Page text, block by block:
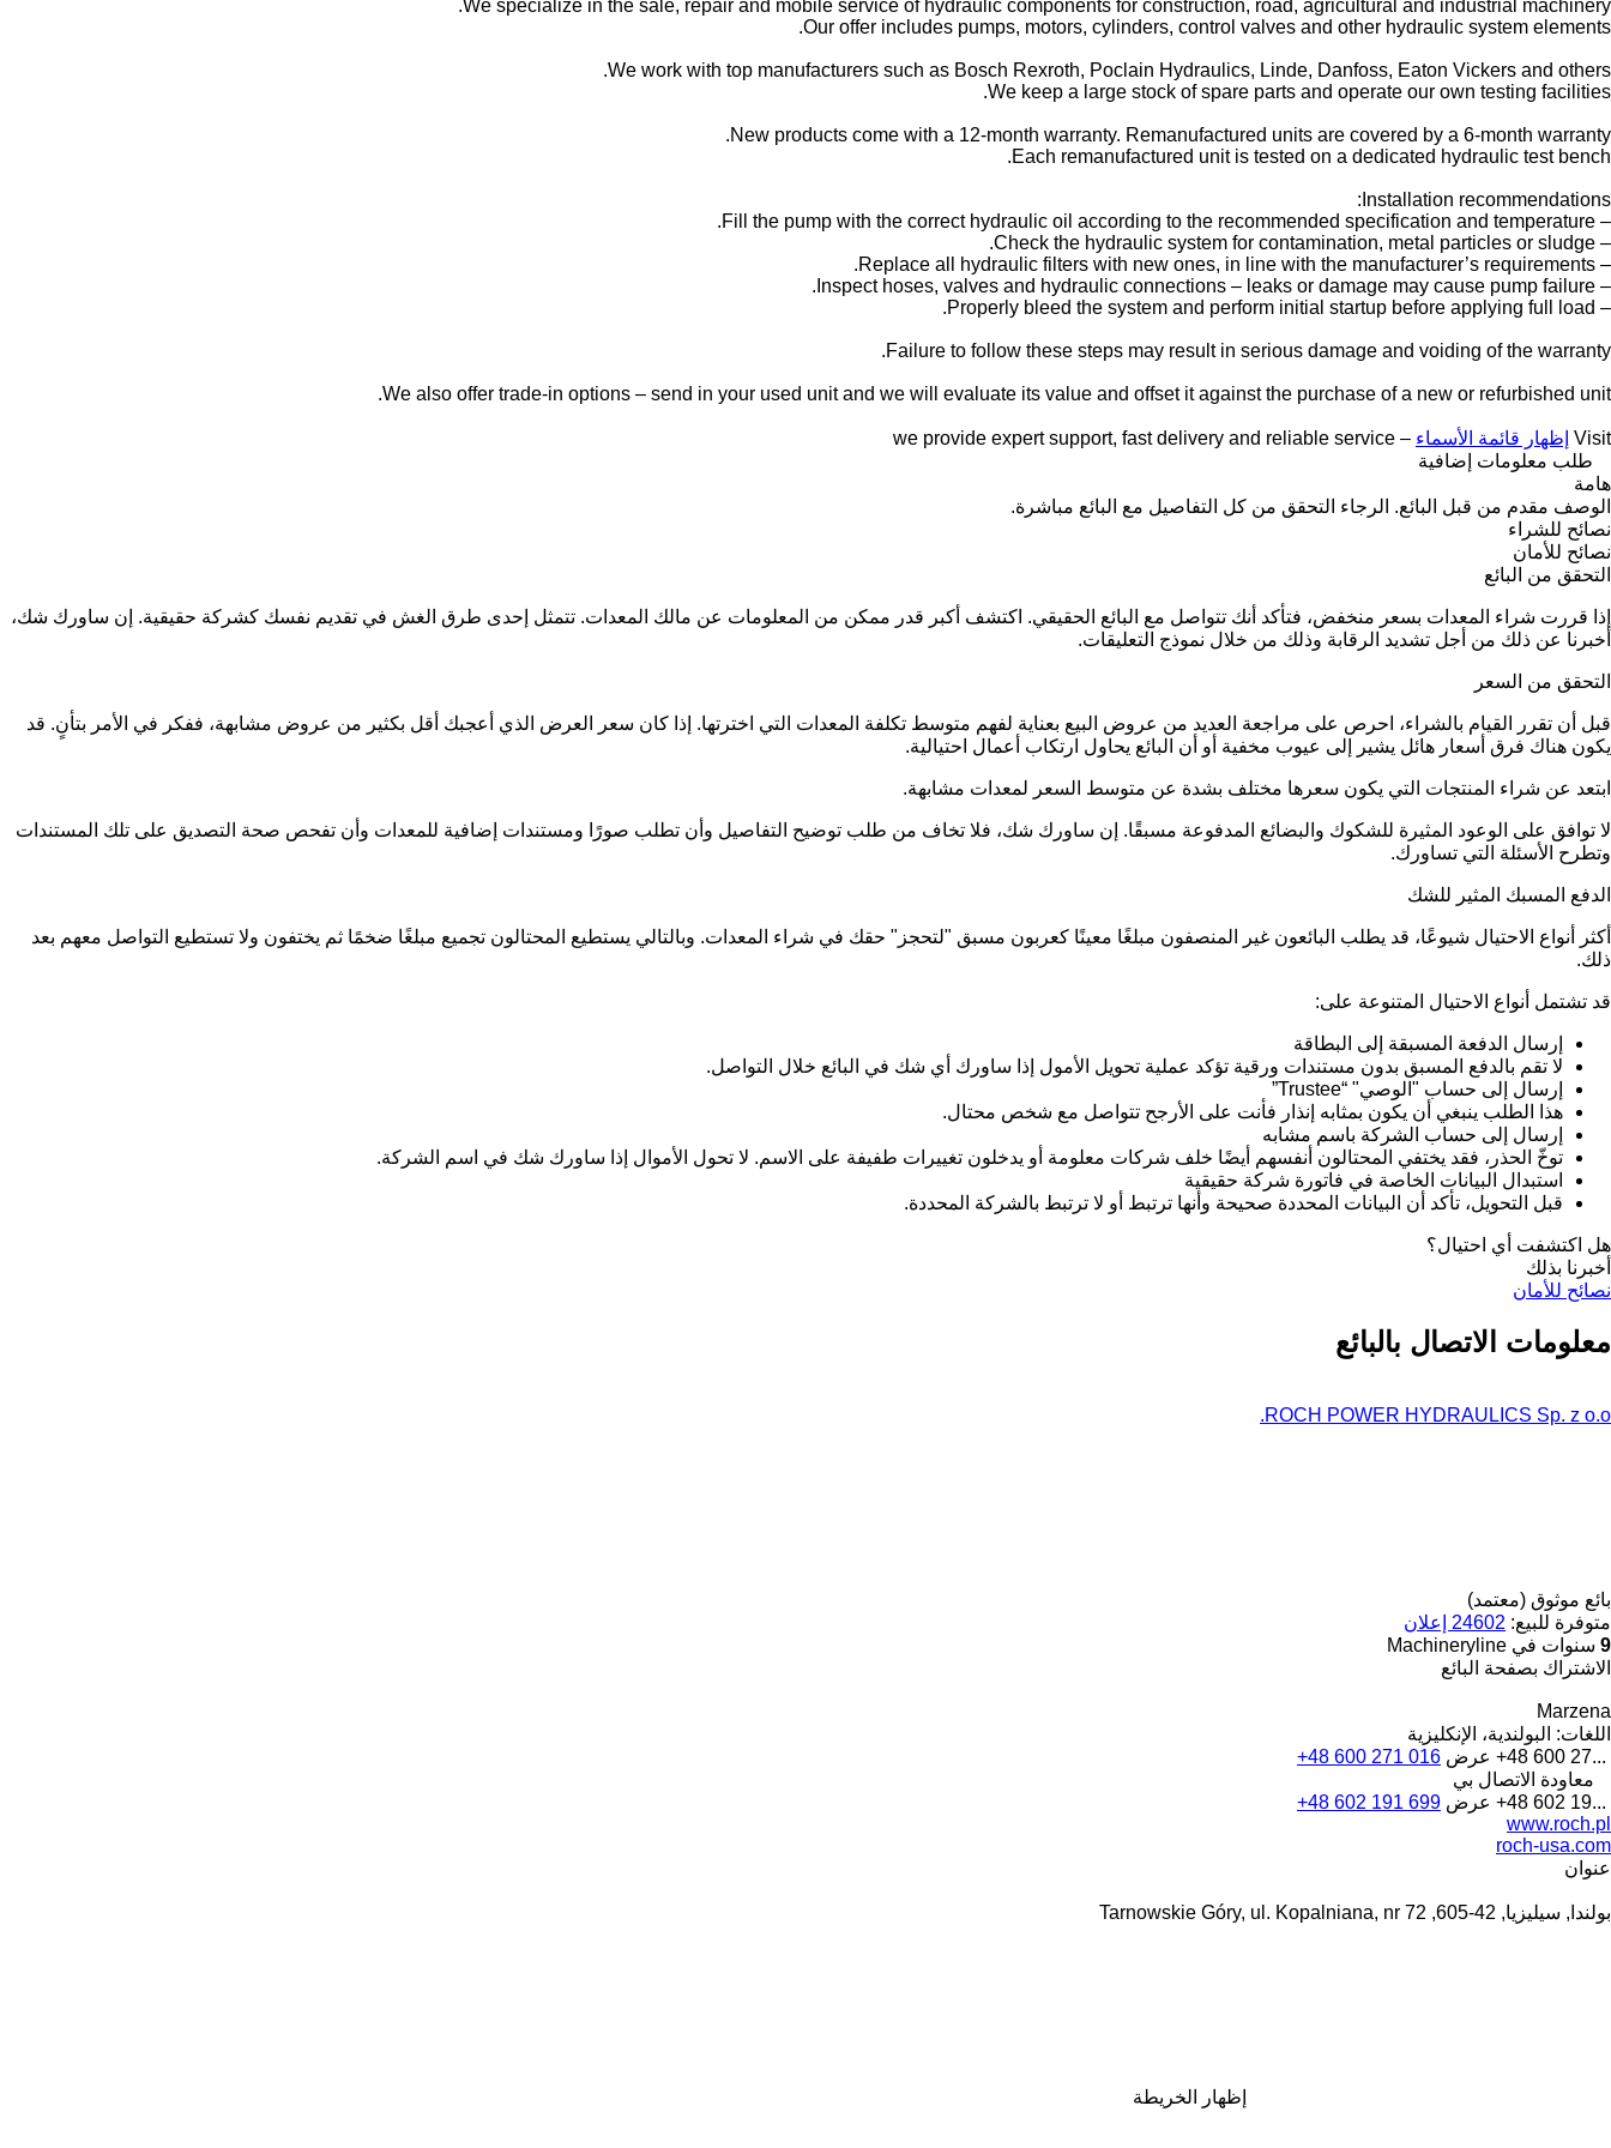
We specialize in the sale, repair and mobile service of hydraulic components for construction, road, agricultural and industrial machinery.
Our offer includes pumps, motors, cylinders, control valves and other hydraulic system elements.
We work with top manufacturers such as Bosch Rexroth, Poclain Hydraulics, Linde, Danfoss, Eaton Vickers and others.
We keep a large stock of spare parts and operate our own testing facilities.
New products come with a 12-month warranty. Remanufactured units are covered by a 6-month warranty.
Each remanufactured unit is tested on a dedicated hydraulic test bench.
Installation recommendations:
– Fill the pump with the correct hydraulic oil according to the recommended specification and temperature.
– Check the hydraulic system for contamination, metal particles or sludge.
– Replace all hydraulic filters with new ones, in line with the manufacturer’s requirements.
– Inspect hoses, valves and hydraulic connections – leaks or damage may cause pump failure.
– Properly bleed the system and perform initial startup before applying full load.
Failure to follow these steps may result in serious damage and voiding of the warranty.
We also offer trade-in options – send in your used unit and we will evaluate its value and offset it against the purchase of a new or refurbished unit.
Visit إظهار قائمة الأسماء – we provide expert support, fast delivery and reliable service
طلب معلومات إضافية
هامة
الوصف مقدم من قبل البائع. الرجاء التحقق من كل التفاصيل مع البائع مباشرة.
نصائح للشراء
نصائح للأمان
التحقق من البائع
إذا قررت شراء المعدات بسعر منخفض، فتأكد أنك تتواصل مع البائع الحقيقي. اكتشف أكبر قدر ممكن من المعلومات عن مالك المعدات. تتمثل إحدى طرق الغش في تقديم نفسك كشركة حقيقية. إن ساورك شك،
أخبرنا عن ذلك من أجل تشديد الرقابة وذلك من خلال نموذج التعليقات.
التحقق من السعر
قبل أن تقرر القيام بالشراء، احرص على مراجعة العديد من عروض البيع بعناية لفهم متوسط تكلفة المعدات التي اخترتها. إذا كان سعر العرض الذي أعجبك أقل بكثير من عروض مشابهة، ففكر في الأمر بتأنٍ. قد
يكون هناك فرق أسعار هائل يشير إلى عيوب مخفية أو أن البائع يحاول ارتكاب أعمال احتيالية.
ابتعد عن شراء المنتجات التي يكون سعرها مختلف بشدة عن متوسط السعر لمعدات مشابهة.
لا توافق على الوعود المثيرة للشكوك والبضائع المدفوعة مسبقًا. إن ساورك شك، فلا تخاف من طلب توضيح التفاصيل وأن تطلب صورًا ومستندات إضافية للمعدات وأن تفحص صحة التصديق على تلك المستندات
وتطرح الأسئلة التي تساورك.
الدفع المسبك المثير للشك
أكثر أنواع الاحتيال شيوعًا، قد يطلب البائعون غير المنصفون مبلغًا معينًا كعربون مسبق "لتحجز" حقك في شراء المعدات. وبالتالي يستطيع المحتالون تجميع مبلغًا ضخمًا ثم يختفون ولا تستطيع التواصل معهم بعد
ذلك.
قد تشتمل أنواع الاحتيال المتنوعة على:
إرسال الدفعة المسبقة إلى البطاقة
لا تقم بالدفع المسبق بدون مستندات ورقية تؤكد عملية تحويل الأمول إذا ساورك أي شك في البائع خلال التواصل.
إرسال إلى حساب "الوصي" “Trustee”
هذا الطلب ينبغي أن يكون بمثابه إنذار فأنت على الأرجح تتواصل مع شخص محتال.
إرسال إلى حساب الشركة باسم مشابه
توخّ الحذر، فقد يختفي المحتالون أنفسهم أيضًا خلف شركات معلومة أو يدخلون تغييرات طفيفة على الاسم. لا تحول الأموال إذا ساورك شك في اسم الشركة.
استبدال البيانات الخاصة في فاتورة شركة حقيقية
قبل التحويل، تأكد أن البيانات المحددة صحيحة وأنها ترتبط أو لا ترتبط بالشركة المحددة.
هل اكتشفت أي احتيال؟
أخبرنا بذلك
نصائح للأمان
معلومات الاتصال بالبائع
ROCH POWER HYDRAULICS Sp. z o.o.
بائع موثوق (معتمد)
متوفرة للبيع: 24602 إعلان
9 سنوات في Machineryline
الاشتراك بصفحة البائع
Marzena
اللغات: البولندية، الإنكليزية
+48 600 27... عرض +48 600 271 016
معاودة الاتصال بي
+48 602 19... عرض +48 602 191 699
www.roch.pl
roch-usa.com
عنوان
بولندا, سيليزيا, 42-605, Tarnowskie Góry, ul. Kopalniana, nr 72
إظهار الخريطة